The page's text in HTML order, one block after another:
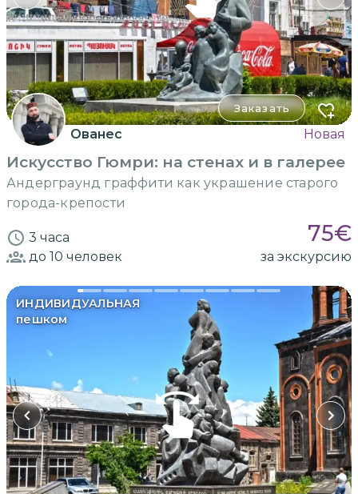
Заказать
Ованес Новая
Искусство Гюмри: на стенах и в галерее
Андерграунд граффити как украшение старого
города-крепости
3 часа 75€
до 10 человек за экскурсию
ИНДИВИДУАЛЬНАЯ
пешком